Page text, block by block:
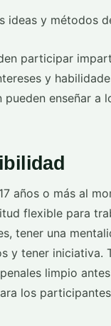
ideas y métodos
participar
y
enseñar a
años o más al
flexible para
tener una
y tener iniciativa.
limpio
los